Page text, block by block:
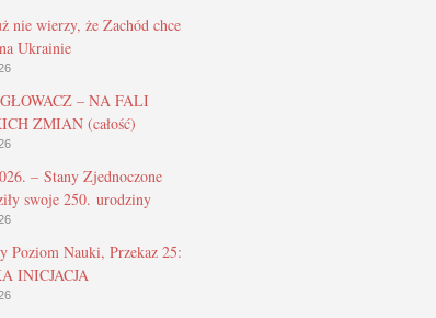
nie wierzy, że Zachód chce
Ukrainie
– NA FALI
ZMIAN (całość)
– Stany Zjednoczone
swoje 250. urodziny
Poziom Nauki, Przekaz 25:
INICJACJA